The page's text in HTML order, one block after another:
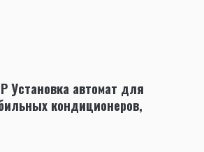
Установка автомат для
кондиционеров,